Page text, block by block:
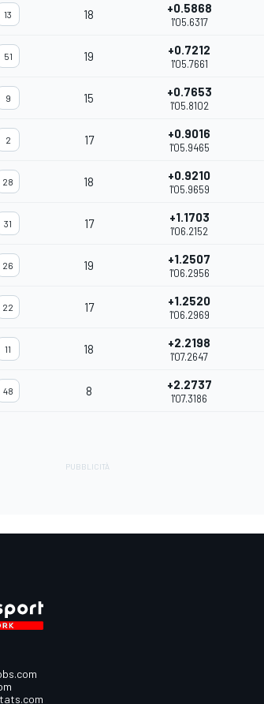
13 18 +0.5868
1'05.6317
51 19 +0.7212
1'05.7661
9 15 +0.7653
1'05.8102
2 17 +0.9016
1'05.9465
28 18 +0.9210
1'05.9659
31 17 +1.1703
1'06.2152
26 19 +1.2507
1'06.2956
22 17 +1.2520
1'06.2969
11 18 +2.2198
1'07.2647
48 8 +2.2737
1'07.3186